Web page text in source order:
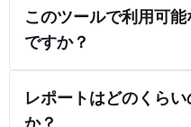
このツールで利用可
ですか？
レポートはどのくら